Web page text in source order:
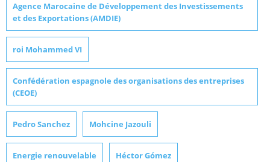
Agence Marocaine de Développement des Investissements
et des Exportations (AMDIE)
roi Mohammed VI
Confédération espagnole des organisations des entreprises
(CEOE)
Pedro Sanchez Mohcine Jazouli
Energie renouvelable Héctor Gómez